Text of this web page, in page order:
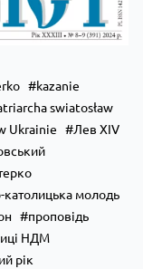
kazanie
swiatosław
Ukrainie
Лев XIV
католицька молодь
проповідь
НДМ
рік